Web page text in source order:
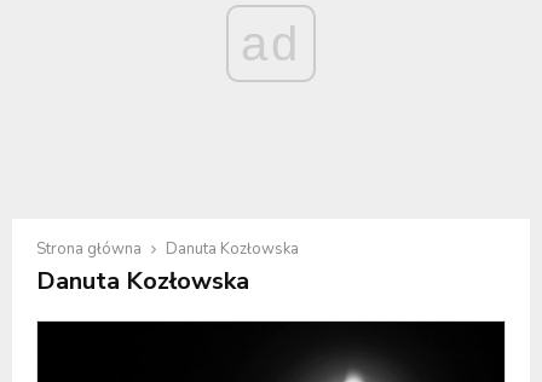
ad
Strona główna Danuta Kozłowska
Danuta Kozłowska